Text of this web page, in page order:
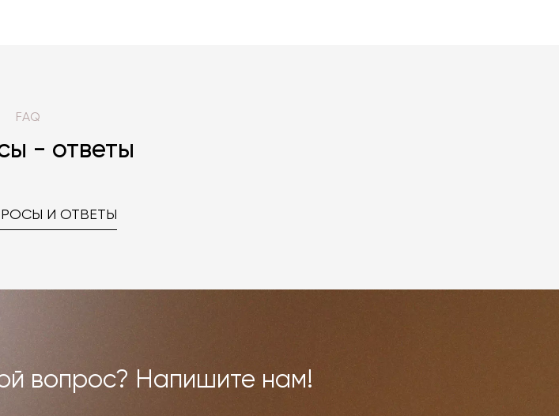
FAQ
- ответы
И ОТВЕТЫ
вопрос? Напишите нам!